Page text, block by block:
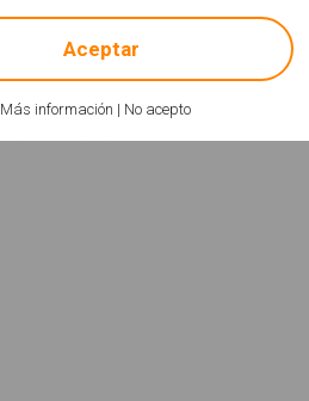
Más información | No acepto
! Not valid!
Aceptar